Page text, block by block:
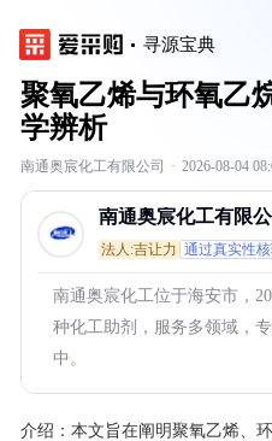
寻源宝典
聚氧乙烯与环氧乙
学辨析
南通奥宸化工有限公司 · 2026-08-04
南通奥宸化工有限公
法人:吉让力 通过真实性
南通奥宸化工位于海安市，
种化工助剂，服务多领域，
中。
介绍： 本文旨在阐明聚氧乙烯、